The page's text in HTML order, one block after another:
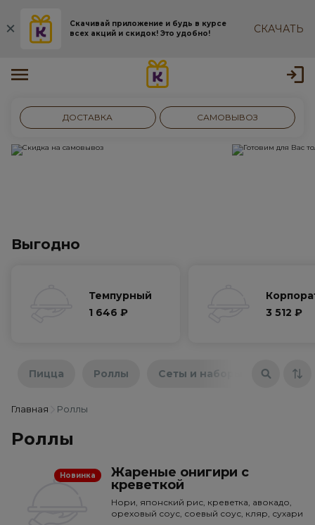
Скачивай приложение и будь в курсе
всех акций и скидок! Это удобно!
СКАЧАТЬ
ДОСТАВКА САМОВЫВОЗ
Выгодно
Темпурный
1 646 ₽
3 512 ₽
Пицца Роллы Сеты и наборы
Главная Роллы
Роллы
Новинка
Жареные онигири с
креветкой
Нори, японский рис, креветка, авокадо,
ореховый соус, соевый соус, кляр, сухари